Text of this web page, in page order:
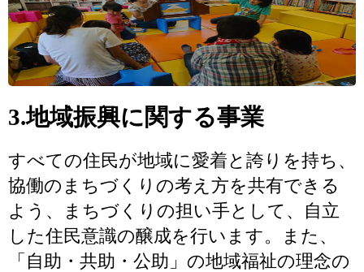
3.地域振興に関する事業
すべての住民が地域に愛着と誇りを持ち、
協働のまちづくりの考え方を共有できる
よう、まちづくりの担い手として、自立
した住民意識の醸成を行います。また、
「自助・共助・公助」の地域福祉の理念の